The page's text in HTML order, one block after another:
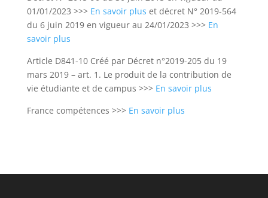
01/01/2023 >>> En savoir plus et décret N° 2019-564
du 6 juin 2019 en vigueur au 24/01/2023 >>> En
savoir plus
Article D841-10 Créé par Décret n°2019-205 du 19
mars 2019 – art. 1. Le produit de la contribution de
vie étudiante et de campus >>> En savoir plus
France compétences >>> En savoir plus